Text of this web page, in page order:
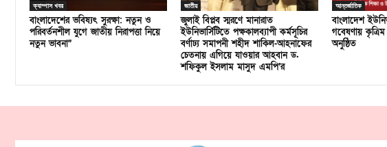
ক্যাম্পাস খবর
বাংলাদেশের ভবিষ্যৎ সুরক্ষা: নতুন ও
পরিবর্তনশীল যুগে জাতীয় নিরাপত্তা নিয়ে
নতুন ভাবনা”
জাতীয়
জুলাই বিপ্লব স্মরণে মানারাত
ইউনিভার্সিটিতে পক্ষকালব্যাপী কর্মসূচির
বর্ণাঢ্য সমাপনী শহীদ শাকিল-আহনাফের
চেতনায় এগিয়ে যাওয়ার আহবান ড.
শফিকুল ইসলাম মাসুদ এমপি’র
আন্তর্জাতিক
বাংলাদেশ
গবেষণায় কৃত্রিম
অনুষ্ঠিত